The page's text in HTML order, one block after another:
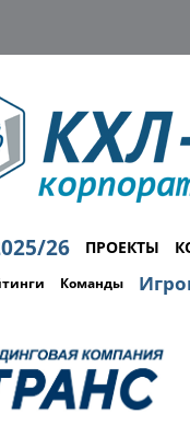
26 ПРОЕКТЫ
Команды